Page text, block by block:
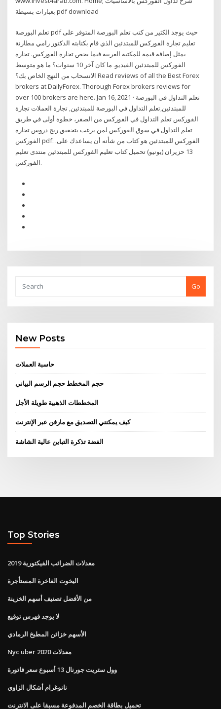
بعبارات بسيطة pdf download
تعلم البورصة pdf حيث يوجد الكثير من كتب تعلم البورصة المتوفر على
تعليم تجارة الفوركس للمبتدئين الذي قام بكتابته الدكتور رامي مطارنة
يمثل إضافة قيمة للمكتبة العربية فيما يخص تجارة الفوركس. تجارة
الفوركس للمبتدئين الفيديو. ما كان آخر 10 سنوات؟ ما هو متوسط
الانسحاب من النهج الخاص بك؟ Read reviews of all the Best Forex
brokers at DailyForex. Thorough Forex brokers reviews for
over 100 brokers are here. Jan 16, 2021 · تعلم التداول في البورصة
للمبتدئين,تعلم التداول في البورصة للمبتدئين, تجارة العملات تجارة
الفوركس تعلم التداول في الفوركس من الصفر، خطوة أولى في طريق
تعلم التداول في سوق الفوركس لمن يرغب بتحقيق ربح دروس تجارة
الفوركس pdf: الفوركس للمبتدئين هو كتاب من شأنه أن يساعدك على.
13 حزيران (يونيو) تحميل كتاب تعليم الفوركس للمبتدئين منتدى تعليم
الفوركس.
Go
New Posts
حاسبة العملات
حجم المخطط حجم الرسم البياني
المخططات الذهبية طويلة الأجل
كيف يمكنني التصديق مع مارفن عبر الإنترنت
الفضة تذكرة التباين عالية الشاشة
Top Stories
معدلات الضرائب الفيكتورية 2019
اليخوت الفاخرة المستأجرة
من الأفضل تصنيف أسهم الخزينة
لا يوجد فهرس توقيع
الأسهم خزائن المطبخ الرمادي
Nyc uber معدلات 2020
وول ستريت جورنال 13 أسبوع سعر فاتورة
نانوغرام أشكال الزاوي
تحميل بطاقة الخصم المدفوعة مسبقا على الانترنت